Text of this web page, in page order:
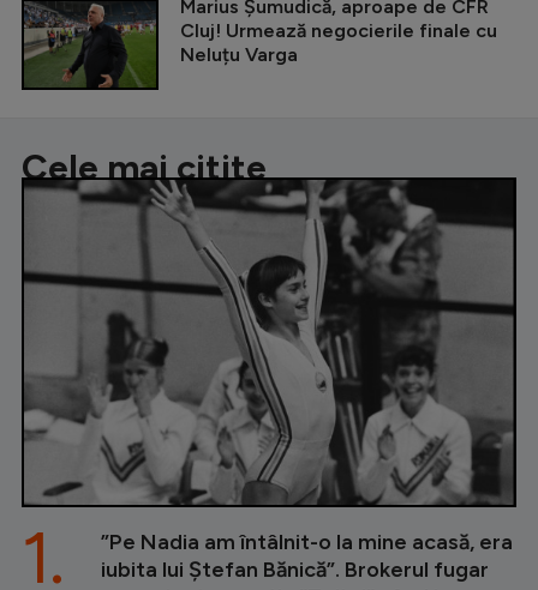
Marius Șumudică, aproape de CFR
Cluj! Urmează negocierile finale cu
Neluțu Varga
Cele mai citite
”Pe Nadia am întâlnit-o la mine acasă, era
iubita lui Ștefan Bănică”. Brokerul fugar
1.